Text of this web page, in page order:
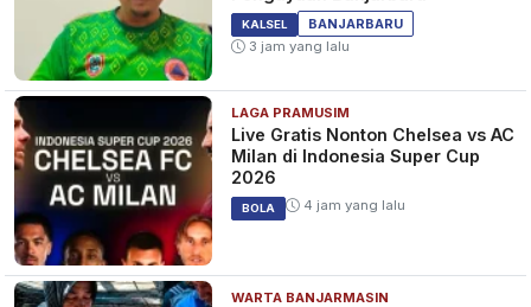
KALSEL
BANJARBARU
3 jam yang lalu
LAGA PRAMUSIM
Live Gratis Nonton Chelsea vs AC
Milan di Indonesia Super Cup
2026
BOLA 4 jam yang lalu
WARTA BANJARMASIN